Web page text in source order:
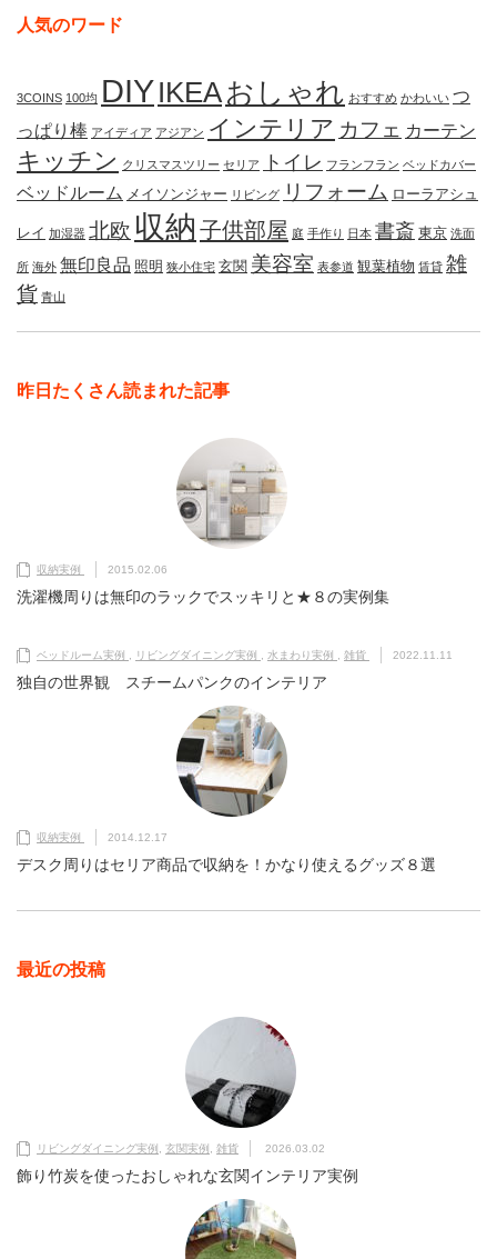
人気のワード
3COINS 100均 DIYIKEAおしゃれ おすすめ かわいい つ
っぱり棒 アイディア アジアン インテリア カフェ カーテン
キッチン クリスマスツリー セリア トイレ フランフラン ベッドカバー
ベッドルーム メイソンジャー リビング リフォーム ローラアシュ
レイ 加湿器 北欧 収納 子供部屋 庭 手作り 日本 書斎 東京 洗面
所 海外 無印良品 照明 狭小住宅 玄関 美容室 表参道 観葉植物 賃貸 雑
貨 青山
昨日たくさん読まれた記事
収納実例 2015.02.06
洗濯機周りは無印のラックでスッキリと★８の実例集
ベッドルーム実例 リビングダイニング実例 水まわり実例 雑貨 2022.11.11
独自の世界観 スチームパンクのインテリア
収納実例 2014.12.17
デスク周りはセリア商品で収納を！かなり使えるグッズ８選
最近の投稿
リビングダイニング実例 玄関実例 雑貨 2026.03.02
飾り竹炭を使ったおしゃれな玄関インテリア実例